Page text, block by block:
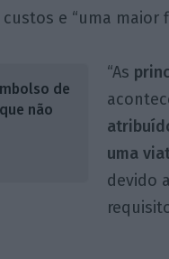
e “uma maior
de
não
“As
uma
devido